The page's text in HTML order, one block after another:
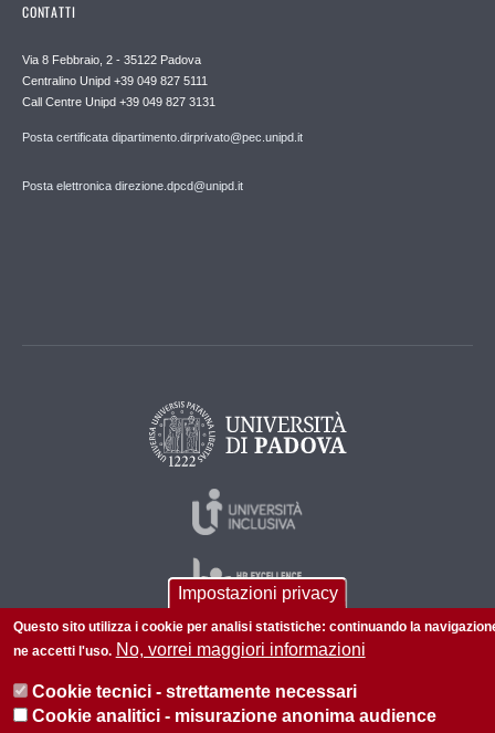
CONTATTI
Via 8 Febbraio, 2 - 35122 Padova
Centralino Unipd +39 049 827 5111
Call Centre Unipd +39 049 827 3131
Posta certificata dipartimento.dirprivato@pec.unipd.it
Posta elettronica direzione.dpcd@unipd.it
Impostazioni privacy
Questo sito utilizza i cookie per analisi statistiche: continuando la
ne accetti l'uso. No, vorrei maggiori informazioni
Cookie tecnici - strettamente necessari
Cookie analitici - misurazione anonima audience